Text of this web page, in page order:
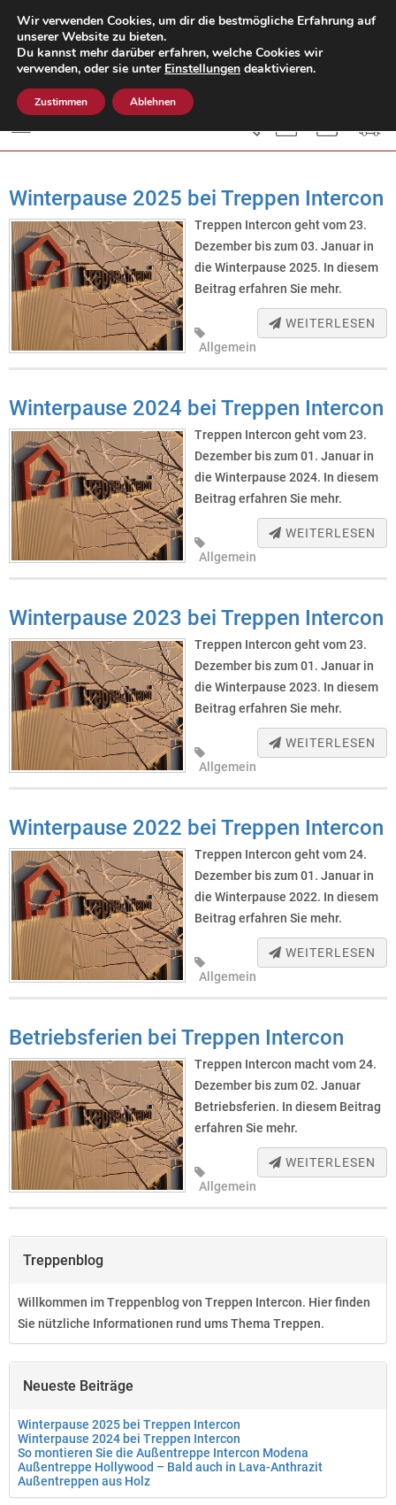
Mo. - Do.: 8:00 - 15:00 Uhr
Fr.: 8:00 - 12:00 Uhr
Winterpause 2025 bei Treppen Intercon
Treppen Intercon geht vom 23.
Dezember bis zum 03. Januar in
die Winterpause 2025. In diesem
Beitrag erfahren Sie mehr.
WEITERLESEN
Allgemein
Winterpause 2024 bei Treppen Intercon
Treppen Intercon geht vom 23.
Dezember bis zum 01. Januar in
die Winterpause 2024. In diesem
Beitrag erfahren Sie mehr.
WEITERLESEN
Allgemein
Winterpause 2023 bei Treppen Intercon
Treppen Intercon geht vom 23.
Dezember bis zum 01. Januar in
die Winterpause 2023. In diesem
Beitrag erfahren Sie mehr.
WEITERLESEN
Allgemein
Winterpause 2022 bei Treppen Intercon
Treppen Intercon geht vom 24.
Dezember bis zum 01. Januar in
die Winterpause 2022. In diesem
Beitrag erfahren Sie mehr.
WEITERLESEN
Allgemein
Betriebsferien bei Treppen Intercon
Treppen Intercon macht vom 24.
Dezember bis zum 02. Januar
Betriebsferien. In diesem Beitrag
erfahren Sie mehr.
WEITERLESEN
Allgemein
Treppenblog
Willkommen im Treppenblog von Treppen Intercon. Hier finden
Sie nützliche Informationen rund ums Thema Treppen.
Neueste Beiträge
Winterpause 2025 bei Treppen Intercon
Winterpause 2024 bei Treppen Intercon
So montieren Sie die Außentreppe Intercon Modena
Außentreppe Hollywood – Bald auch in Lava-Anthrazit
Außentreppen aus Holz
Wir verwenden Cookies, um dir die bestmögliche Erfahrung auf
unserer Website zu bieten.
Du kannst mehr darüber erfahren, welche Cookies wir
verwenden, oder sie unter Einstellungen deaktivieren.
Zustimmen Ablehnen